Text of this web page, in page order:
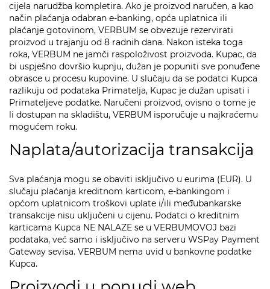
cijela narudžba kompletira. Ako je proizvod naručen, a kao
način plaćanja odabran e-banking, opća uplatnica ili
plaćanje gotovinom, VERBUM se obvezuje rezervirati
proizvod u trajanju od 8 radnih dana. Nakon isteka toga
roka, VERBUM ne jamči raspoloživost proizvoda. Kupac, da
bi uspješno dovršio kupnju, dužan je popuniti sve ponuđene
obrasce u procesu kupovine. U slučaju da se podatci Kupca
razlikuju od podataka Primatelja, Kupac je dužan upisati i
Primateljeve podatke. Naručeni proizvod, ovisno o tome je
li dostupan na skladištu, VERBUM isporučuje u najkraćemu
mogućem roku.
Naplata/autorizacija transakcija
Sva plaćanja mogu se obaviti isključivo u eurima (EUR). U
slučaju plaćanja kreditnom karticom, e-bankingom i
općom uplatnicom troškovi uplate i/ili međubankarske
transakcije nisu uključeni u cijenu. Podatci o kreditnim
karticama Kupca NE NALAZE se u VERBUMOVOJ bazi
podataka, već samo i isključivo na serveru WSPay Payment
Gateway sevisa. VERBUM nema uvid u bankovne podatke
Kupca.